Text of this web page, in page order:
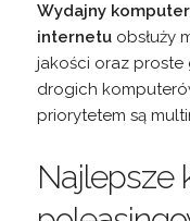
Wydajny
internetuobsłuży
jakości oraz proste
drogich
priorytetem są
Najlepsze